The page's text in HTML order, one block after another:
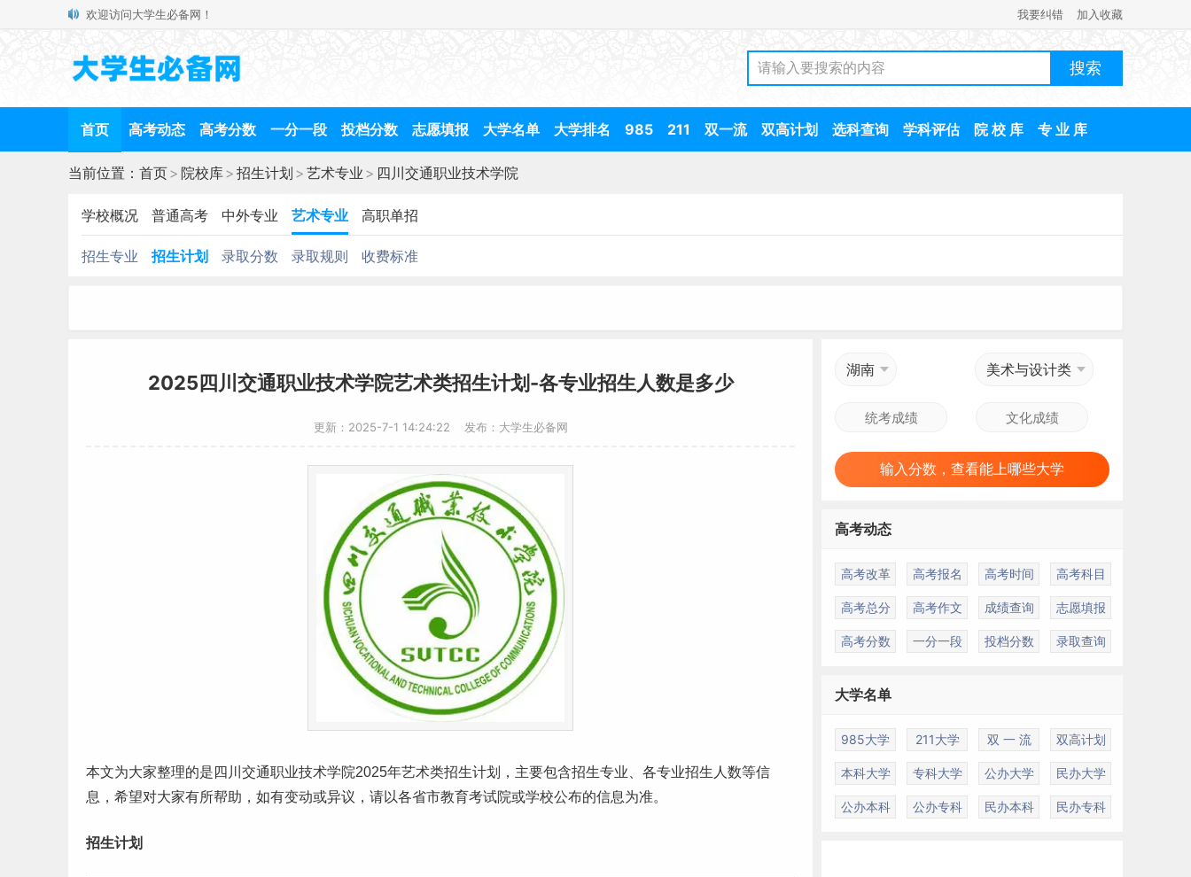
欢迎访问大学生必备网！ 我要纠错 加入收藏
首页 高考动态 高考分数 一分一段 投档分数 志愿填报 大学名单 大学排名 985 211 双一流 双高计划 选科查询 学科评估 院 校 库 专 业 库
当前位置： 首页> 院校库> 招生计划 > 艺术专业 > 四川交通职业技术学院
学校概况 普通高考 中外专业 艺术专业 高职单招
招生专业 招生计划 录取分数 录取规则 收费标准
2025四川交通职业技术学院艺术类招生计划-各专业招生人数是多少
更新：2025-7-1 14:24:22 发布：大学生必备网
本文为大家整理的是 四川 交通职业技术学院2025年艺术类招生计划，主要包含招生专业、各专业招生人数等信
息，希望对大家有所帮助，如有变动或异议，请以各省市教育考试院或学校公布的信息为准。
招生计划
湖南 美术与设计类
输入分数，查看能上哪些大学
高考动态
高考改革 高考报名 高考时间 高考科目
高考总分 高考作文 成绩查询 志愿填报
高考分数 一分一段 投档分数 录取查询
大学名单
985大学 211大学 双 一 流 双高计划
本科大学 专科大学 公办大学 民办大学
公办本科 公办专科 民办本科 民办专科